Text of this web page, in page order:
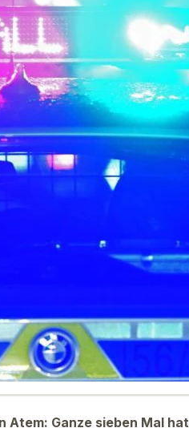
Ganze sieben Mal